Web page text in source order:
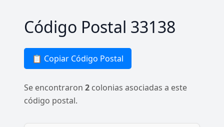
Código Postal 33138
📋 Copiar Código Postal
Se encontraron 2 colonias asociadas a este
código postal.